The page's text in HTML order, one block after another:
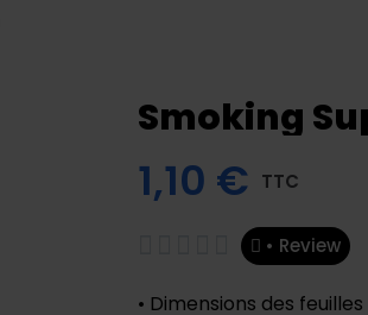
Smoking
1,10 € TTC
• Review
• Dimensions des